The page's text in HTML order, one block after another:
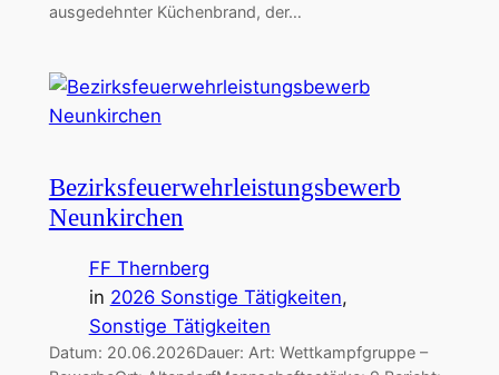
ausgedehnter Küchenbrand, der…
Bezirksfeuerwehrleistungsbewerb
Neunkirchen
FF Thernberg
in 2026 Sonstige Tätigkeiten
Sonstige Tätigkeiten
Datum: 20.06.2026Dauer: Art: Wettkampfgruppe –